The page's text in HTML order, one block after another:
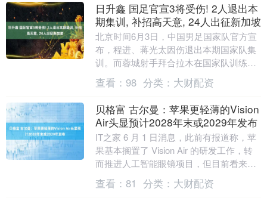
日升鑫 国足官宣3将受伤! 2人退出本
期集训, 补招高天意, 24人出征新加坡
北京时间6月3日，中国男足国家队官方宣
布，程进、蒋光太因伤退出本期国家队集
训。而蓉城射手拜合拉木在国家队训练中
受伤，无缘首战新加坡。国足官方祝愿3位
球员早日康复....
查看： 98 分类： 大财配资
贝格富 古尔曼：苹果更轻薄的Vision
Air头显预计2028年末或2029年发布
IT之家 6 月 1 日消息，此前有报道称，苹
果基本搁置了 Vision Air 的研发工作，转
而推进人工智能眼镜项目，但目前看来，
苹果再度投入资源重启了这款产....
查看： 81 分类： 大财配资